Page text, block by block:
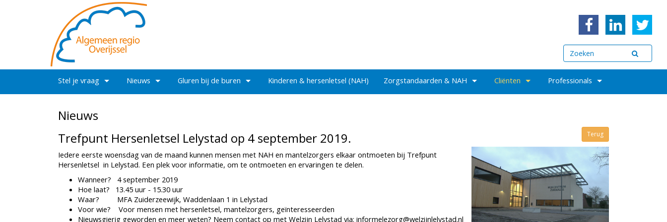
Stel je vraag Nieuws Gluren bij de buren Kinderen & hersenletsel (NAH) Zorgstandaarden & NAH Cliënten Professionals
Nieuws
Terug
Trefpunt Hersenletsel Lelystad op 4 september 2019.
Iedere eerste woensdag van de maand kunnen mensen met NAH en mantelzorgers elkaar ontmoeten bij Trefpunt
Hersenletsel in Lelystad. Een plek voor informatie, om te ontmoeten en ervaringen te delen.
Wanneer? 4 september 2019
Hoe laat? 13.45 uur - 15.30 uur
Waar? MFA Zuiderzeewijk, Waddenlaan 1 in Lelystad
Voor wie? Voor mensen met hersenletsel, mantelzorgers, geïnteresseerden
Nieuwsgierig geworden en meer weten? Neem contact op met Welzijn Lelystad via: informelezorg@welzijnlelystad.nl